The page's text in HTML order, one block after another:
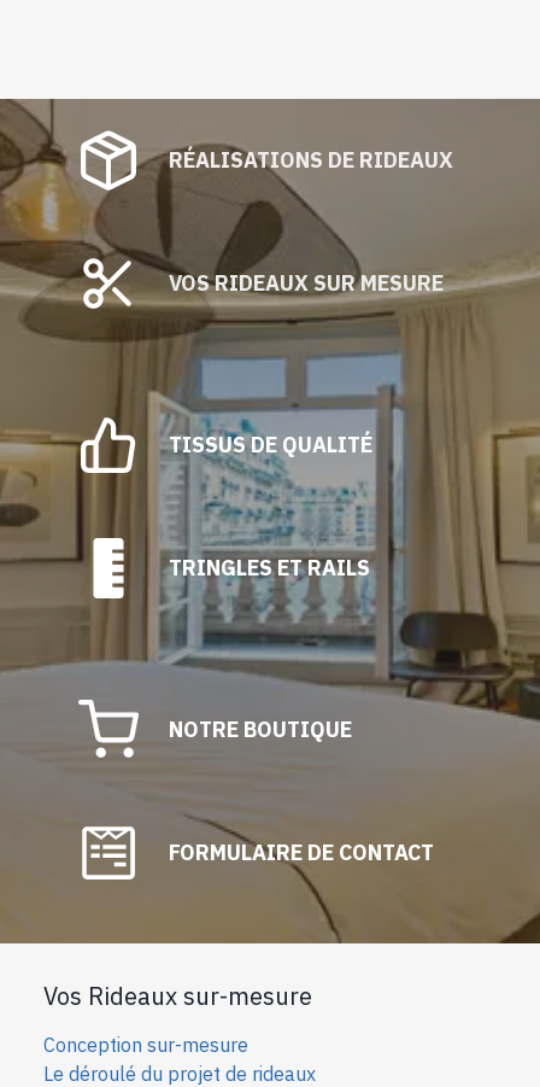
RÉALISATIONS DE RIDEAUX
VOS RIDEAUX SUR MESURE
TISSUS DE QUALITÉ
TRINGLES ET RAILS
NOTRE BOUTIQUE
FORMULAIRE DE CONTACT
Vos Rideaux sur-mesure
Conception sur-mesure
Le déroulé du projet de rideaux